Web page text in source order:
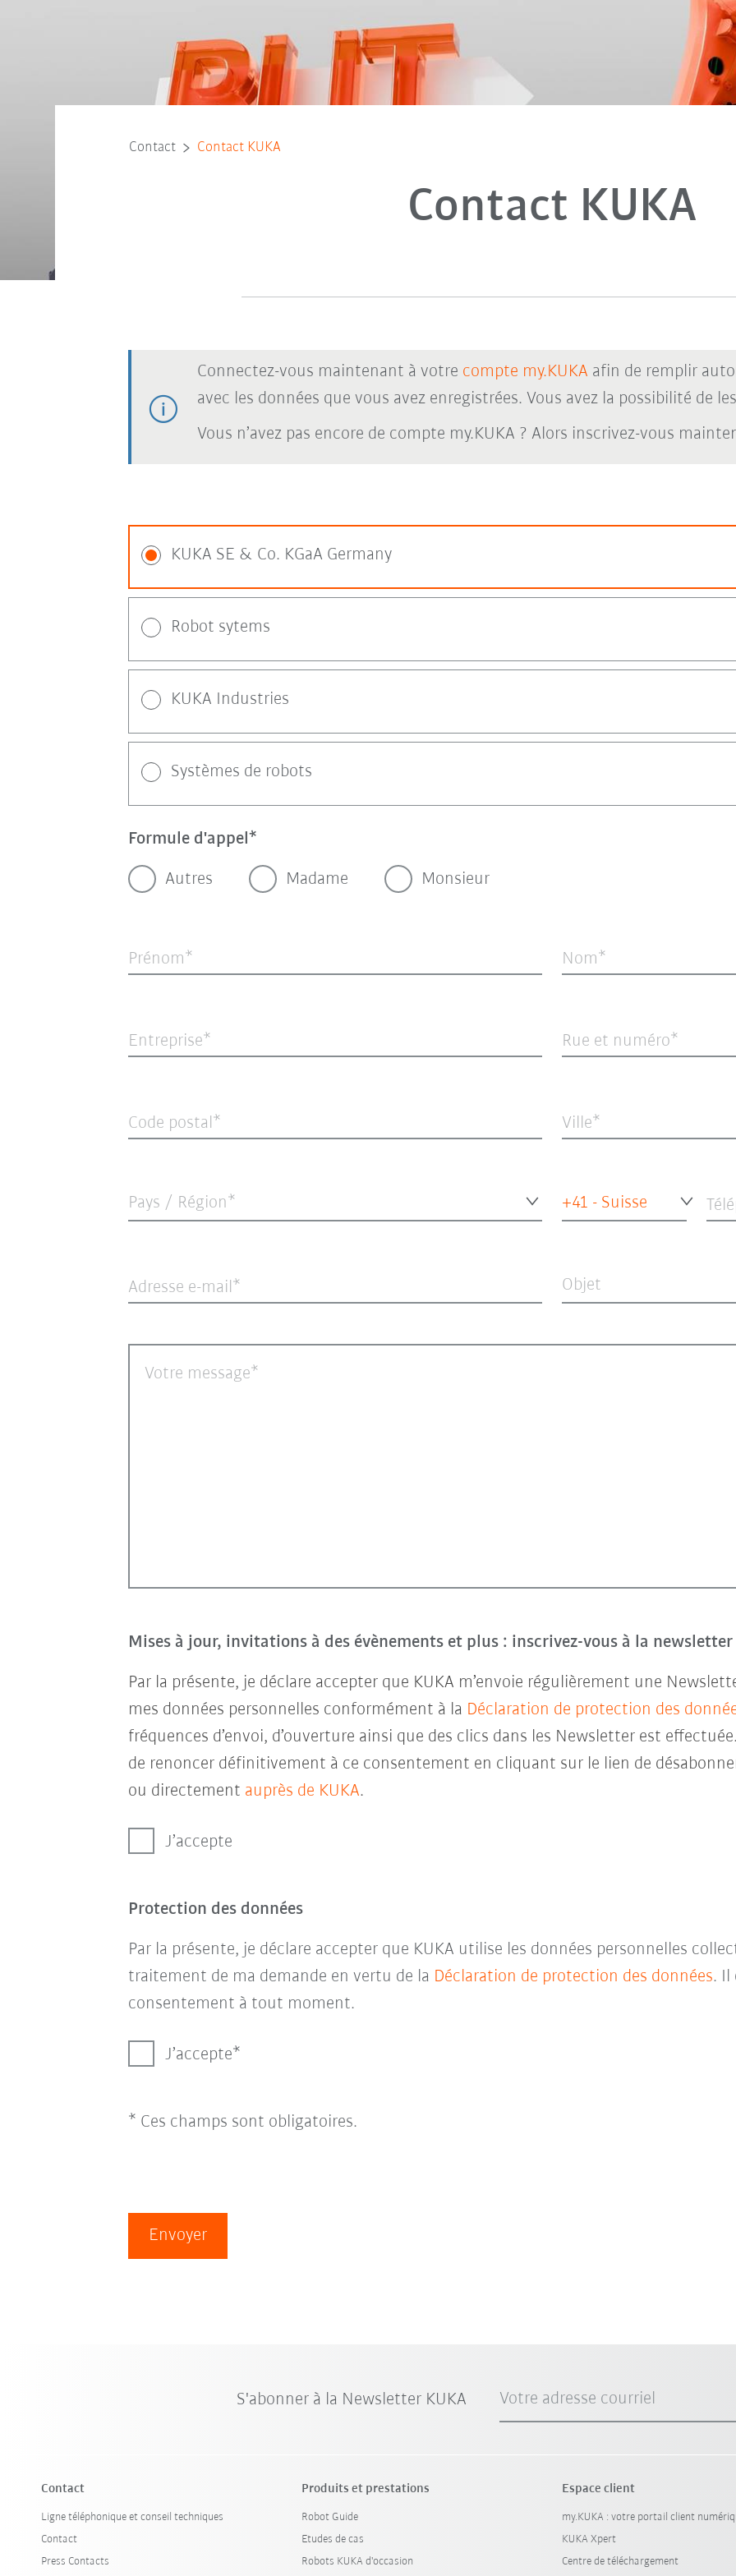
Contact Contact KUKA
Contact KUKA
Connectez-vous maintenant à votre compte my.KUKA afin de remplir
avec les données que vous avez enregistrées. Vous avez la possibilité de
Vous n’avez pas encore de compte my.KUKA ? Alors inscrivez-vous
KUKA SE & Co. KGaA Germany
Robot sytems
KUKA Industries
Systèmes de robots
Formule d'appel
Autres Madame Monsieur
Prénom Nom
Entreprise Rue et numéro
Code postal Ville
Pays / Région* +41 - Suisse
Adresse e-mail Objet
Votre message
Mises à jour, invitations à des évènements et plus : inscrivez-vous à la newsletter
Par la présente, je déclare accepter que KUKA m’envoie régulièrement une
mes données personnelles conformément à la Déclaration de protection des
fréquences d’envoi, d’ouverture ainsi que des clics dans les Newsletter est
de renoncer définitivement à ce consentement en cliquant sur le lien de
ou directement auprès de KUKA.
J’accepte
Protection des données
Par la présente, je déclare accepter que KUKA utilise les données personnelles
traitement de ma demande en vertu de la Déclaration de protection des données. Il
consentement à tout moment.
J’accepte
* Ces champs sont obligatoires.
Envoyer
S'abonner à la Newsletter KUKA Votre adresse courriel
Contact
Ligne téléphonique et conseil techniques
Contact
Press Contacts
Produits et prestations
Robot Guide
Etudes de cas
Robots KUKA d'occasion
Espace client
my.KUKA : votre portail client
KUKA Xpert
Centre de téléchargement